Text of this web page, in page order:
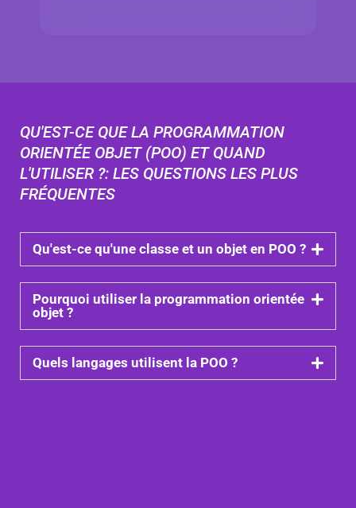
QU'EST-CE QUE LA PROGRAMMATION
ORIENTÉE OBJET (POO) ET QUAND
L'UTILISER ?: LES QUESTIONS LES PLUS
FRÉQUENTES
Qu'est-ce qu'une classe et un objet en POO ?
Pourquoi utiliser la programmation orientée
objet ?
Quels langages utilisent la POO ?